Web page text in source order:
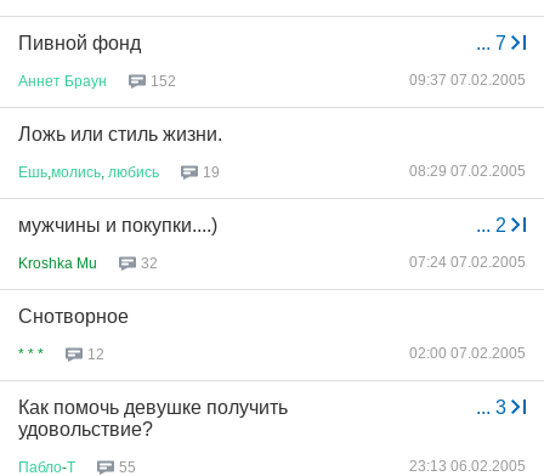
... 7
Пивной фонд
Аннет Браун 152 09:37 07.02.2005
Ложь или стиль жизни.
Ешь молись любись 19 08:29 07.02.2005
... 2
мужчины и покупки....)
Kroshka Mu 32 07:24 07.02.2005
Снотворное
* * * 12 02:00 07.02.2005
... 3
Как помочь девушке получить
удовольствие?
Пабло-Т 55 23:13 06.02.2005